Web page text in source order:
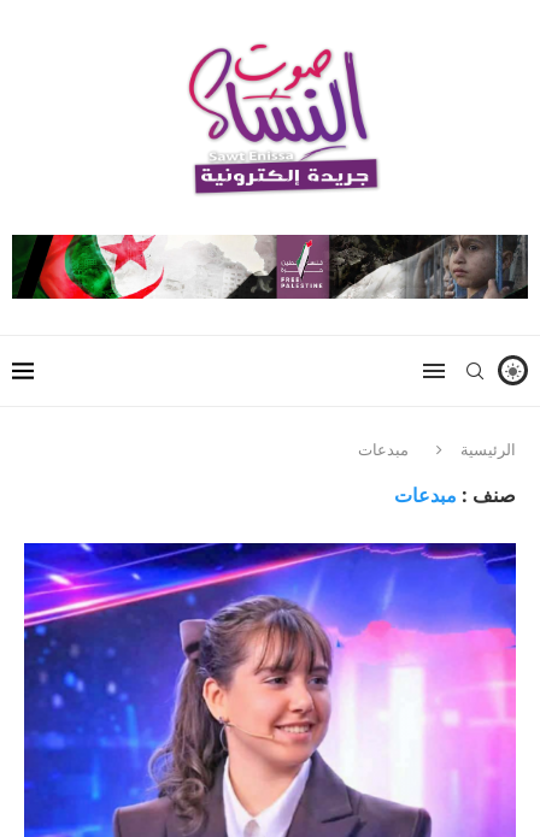
الرئيسية مبدعات
صنف : مبدعات